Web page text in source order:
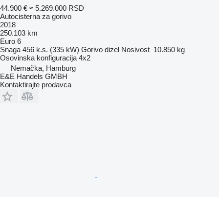
44.900 € ≈ 5.269.000 RSD
Autocisterna za gorivo
2018
250.103 km
Euro 6
Snaga 456 k.s. (335 kW) Gorivo dizel Nosivost 10.850 kg
Osovinska konfiguracija 4x2
Nemačka, Hamburg
E&E Handels GMBH
Kontaktirajte prodavca